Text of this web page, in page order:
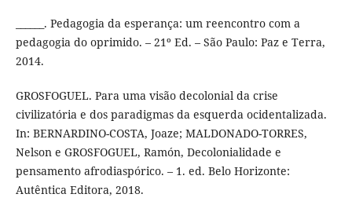
______. Pedagogia da esperança: um reencontro com a
pedagogia do oprimido. – 21º Ed. – São Paulo: Paz e Terra,
2014.
GROSFOGUEL. Para uma visão decolonial da crise
civilizatória e dos paradigmas da esquerda ocidentalizada.
In: BERNARDINO-COSTA, Joaze; MALDONADO-TORRES,
Nelson e GROSFOGUEL, Ramón, Decolonialidade e
pensamento afrodiaspórico. – 1. ed. Belo Horizonte:
Autêntica Editora, 2018.